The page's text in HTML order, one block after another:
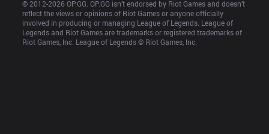
© 2012-2026 OP.GG. OP.GG isn’t endorsed by Riot Games and doesn’t
reflect the views or opinions of Riot Games or anyone officially
involved in producing or managing League of Legends. League of
Legends and Riot Games are trademarks or registered trademarks of
Riot Games, Inc. League of Legends © Riot Games, Inc.